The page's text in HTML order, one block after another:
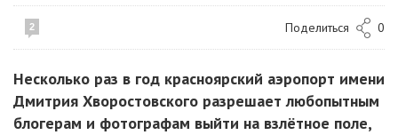
2 Поделиться 0
Несколько раз в год красноярский аэропорт имени
Дмитрия Хворостовского разрешает любопытным
блогерам и фотографам выйти на взлётное поле,